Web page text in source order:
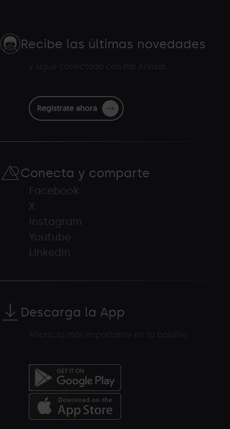
Recibe las últimas novedades
Regístrate ahora
Conecta y comparte
Facebook
X
Instagram
Youtube
LinkedIn
Descarga la App